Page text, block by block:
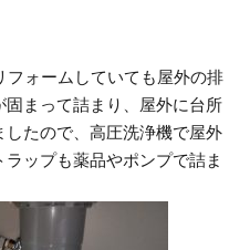
フォームしていても屋外の排
まって詰まり、屋外に台所
たので、高圧洗浄機で屋外
ップも薬品やポンプで詰ま